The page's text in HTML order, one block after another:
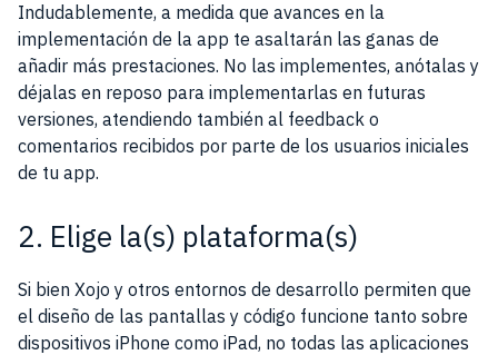
Indudablemente, a medida que avances en la
implementación de la app te asaltarán las ganas de
añadir más prestaciones. No las implementes, anótalas y
déjalas en reposo para implementarlas en futuras
versiones, atendiendo también al feedback o
comentarios recibidos por parte de los usuarios iniciales
de tu app.
2. Elige la(s) plataforma(s)
Si bien Xojo y otros entornos de desarrollo permiten que
el diseño de las pantallas y código funcione tanto sobre
dispositivos iPhone como iPad, no todas las aplicaciones